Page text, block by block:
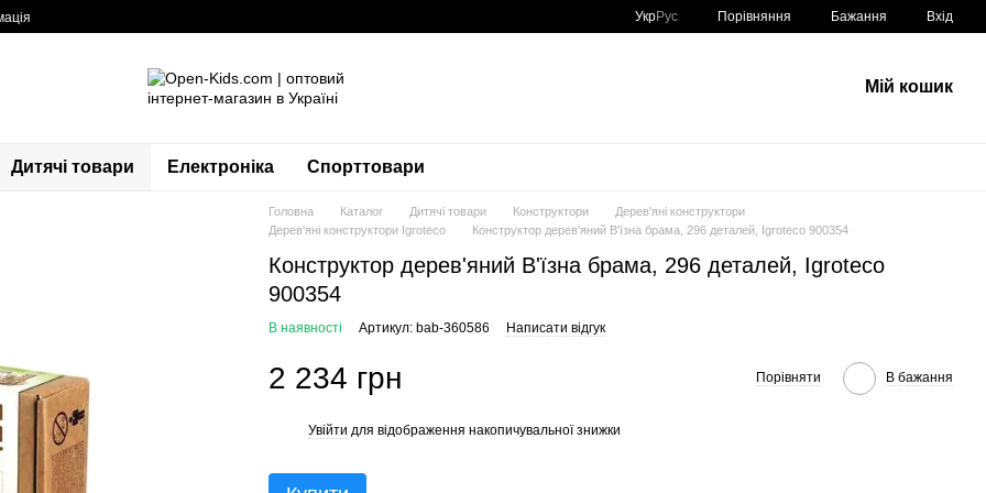
УкрРус Порівняння Бажання Вхід
Мій кошик
Дитячі товари Електроніка Спорттовари
Головна Каталог Дитячі товари Конструктори
Дерев'яні конструктори
Дерев'яні конструктори Igroteco
Конструктор дерев'яний В'їзна брама, 296 деталей, Igroteco 900354
Конструктор дерев'яний В'їзна брама, 296 деталей, Igroteco
900354
В наявності Артикул: bab-360586 Написати відгук
2 234 грн Порівняти В бажання
Увійти для відображення накопичувальної знижки